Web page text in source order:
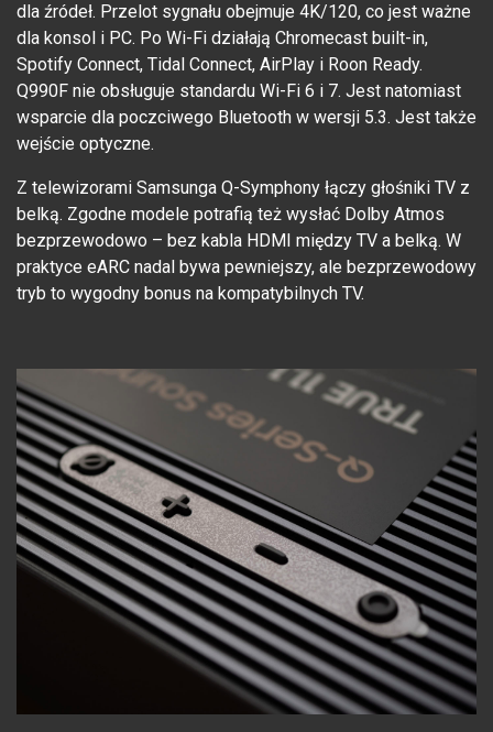
dla źródeł. Przelot sygnału obejmuje 4K/120, co jest ważne
dla konsol i PC. Po Wi-Fi działają Chromecast built-in,
Spotify Connect, Tidal Connect, AirPlay i Roon Ready.
Q990F nie obsługuje standardu Wi-Fi 6 i 7. Jest natomiast
wsparcie dla poczciwego Bluetooth w wersji 5.3. Jest także
wejście optyczne.
Z telewizorami Samsunga Q-Symphony łączy głośniki TV z
belką. Zgodne modele potrafią też wysłać Dolby Atmos
bezprzewodowo – bez kabla HDMI między TV a belką. W
praktyce eARC nadal bywa pewniejszy, ale bezprzewodowy
tryb to wygodny bonus na kompatybilnych TV.